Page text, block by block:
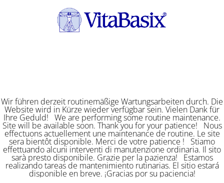
Wir führen derzeit routinemäßige Wartungsarbeiten durch. Die
Website wird in Kürze wieder verfügbar sein. Vielen Dank für
Ihre Geduld! We are performing some routine maintenance.
Site will be available soon. Thank you for your patience! Nous
effectuons actuellement une maintenance de routine. Le site
sera bientôt disponible. Merci de votre patience ! Stiamo
effettuando alcuni interventi di manutenzione ordinaria. Il sito
sarà presto disponibile. Grazie per la pazienza! Estamos
realizando tareas de mantenimiento rutinarias. El sitio estará
disponible en breve. ¡Gracias por su paciencia!